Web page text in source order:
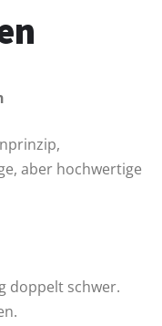
aber hochwertige
doppelt schwer.